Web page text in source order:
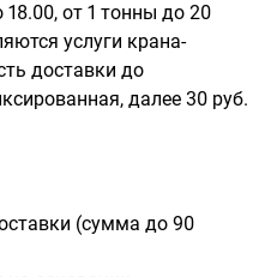
от 1 тонны до 20
услуги крана-
доставки до
далее 30 руб.
(сумма до 90